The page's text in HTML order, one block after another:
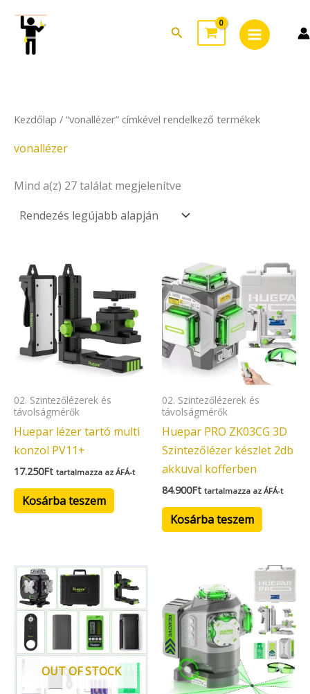
content
Search
Menu
Kezdőlap / “vonallézer” címkével rendelkező termékek
vonallézer
Mind a(z) 27 találat megjelenítve
latest
02. Szintezőlézerek és
távolságmérők
Huepar lézer tartó multi
konzol PV11+
17.250Ft tartalmazza az ÁFÁ-t
Kosárba teszem
02. Szintezőlézerek és
távolságmérők
Huepar PRO ZK03CG 3D
Szintezőlézer készlet 2db
akkuval kofferben
84.900Ft tartalmazza az ÁFÁ-t
Kosárba teszem
OUT OF STOCK